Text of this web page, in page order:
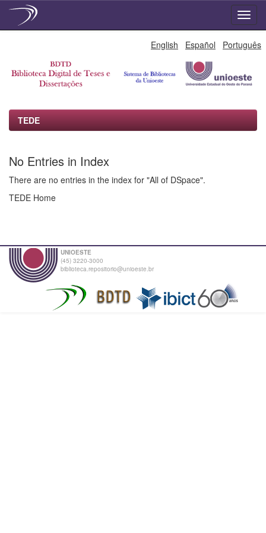
English Español Português
TEDE
No Entries in Index
There are no entries in the index for "All of DSpace".
TEDE Home
UNIOESTE
(45) 3220-3000
biblioteca.repositorio@unioeste.br